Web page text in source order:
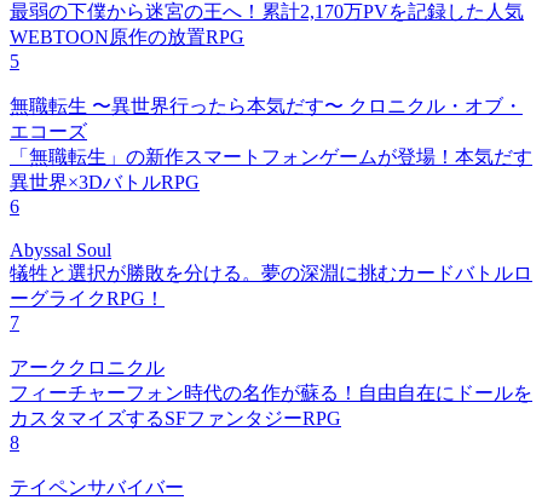
最弱の下僕から迷宮の王へ！累計2,170万PVを記録した人気
WEBTOON原作の放置RPG
5
無職転生 〜異世界行ったら本気だす〜 クロニクル・オブ・
エコーズ
「無職転生」の新作スマートフォンゲームが登場！本気だす
異世界×3DバトルRPG
6
Abyssal Soul
犠牲と選択が勝敗を分ける。夢の深淵に挑むカードバトルロ
ーグライクRPG！
7
アーククロニクル
フィーチャーフォン時代の名作が蘇る！自由自在にドールを
カスタマイズするSFファンタジーRPG
8
テイペンサバイバー